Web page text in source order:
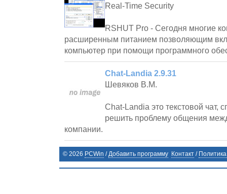
Real-Time Security
RSHUT Pro - Сегодня многие
расширенным питанием позволяющим
компьютер при помощи программного
Chat-Landia 2.9.31
Шевяков В.М.
Chat-Landia это текстовой чат,
решить проблему общения
компании.
© 2026 PCWin /Добавить программу Контакт /